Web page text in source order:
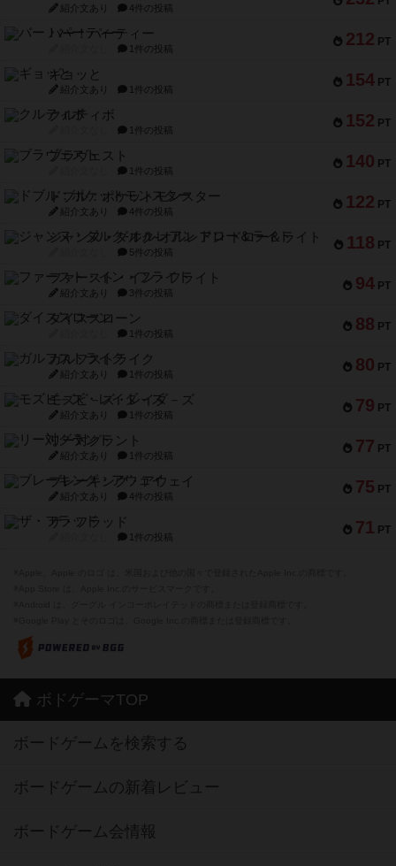
紹介文あり 4件の投稿
212 PT
バー！パーティー
1件の投稿
154 PT
ギョッと
紹介文あり 1件の投稿
152 PT
クルティボ
1件の投稿
140 PT
ブラヴェスト
1件の投稿
122 PT
ドブル：ポケットモンスター
紹介文あり 4件の投稿
118 PT
ジャンヌ・ダルク-オルレアン ドロー＆ライト
5件の投稿
94 PT
ファースト・イン・フライト
紹介文あり 3件の投稿
88 PT
ダイススローン
1件の投稿
80 PT
ガルフストライク
紹介文あり 1件の投稿
79 PT
モズビ－ズ・レイダ－ズ
紹介文あり 1件の投稿
77 PT
リー対グラント
紹介文あり 1件の投稿
75 PT
ブレーキング・アウェイ
紹介文あり 4件の投稿
71 PT
ザ・フラッド
1件の投稿
ボドゲーマTOP
ボードゲームを検索する
ボードゲームの新着レビュー
ボードゲーム会情報